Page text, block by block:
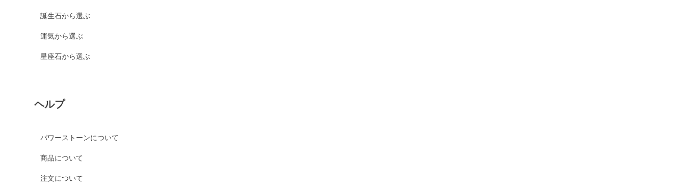
誕生石から選ぶ
運気から選ぶ
星座石から選ぶ
ヘルプ
パワーストーンについて
商品について
注文について